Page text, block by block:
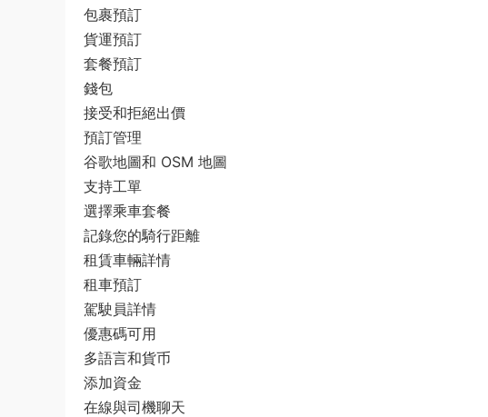
包裹預訂
貨運預訂
套餐預訂
錢包
接受和拒絕出價
預訂管理
谷歌地圖和 OSM 地圖
支持工單
選擇乘車套餐
記錄您的騎行距離
租賃車輛詳情
租車預訂
駕駛員詳情
優惠碼可用
多語言和貨币
添加資金
在線與司機聊天